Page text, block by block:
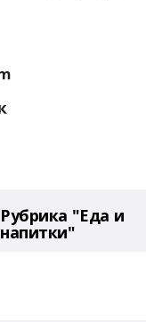
Рубрика "Еда и
напитки"